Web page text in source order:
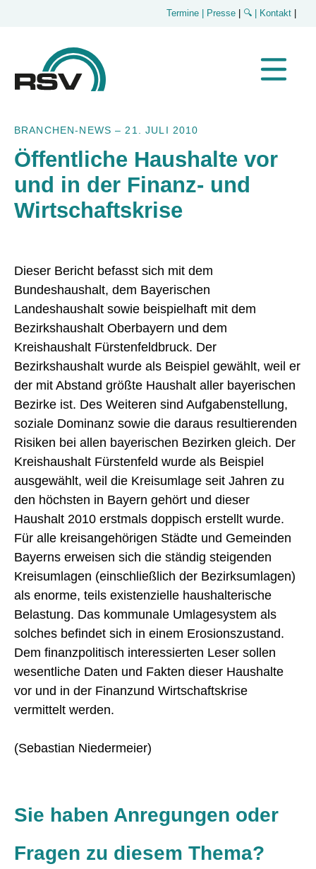
Termine | Presse 🔍 | Kontakt
BRANCHEN-NEWS – 21. JULI 2010
Öffentliche Haushalte vor
und in der Finanz- und
Wirtschaftskrise
Dieser Bericht befasst sich mit dem
Bundeshaushalt, dem Bayerischen
Landeshaushalt sowie beispielhaft mit dem
Bezirkshaushalt Oberbayern und dem
Kreishaushalt Fürstenfeldbruck. Der
Bezirkshaushalt wurde als Beispiel gewählt, weil er
der mit Abstand größte Haushalt aller bayerischen
Bezirke ist. Des Weiteren sind Aufgabenstellung,
soziale Dominanz sowie die daraus resultierenden
Risiken bei allen bayerischen Bezirken gleich. Der
Kreishaushalt Fürstenfeld wurde als Beispiel
ausgewählt, weil die Kreisumlage seit Jahren zu
den höchsten in Bayern gehört und dieser
Haushalt 2010 erstmals doppisch erstellt wurde.
Für alle kreisangehörigen Städte und Gemeinden
Bayerns erweisen sich die ständig steigenden
Kreisumlagen (einschließlich der Bezirksumlagen)
als enorme, teils existenzielle haushalterische
Belastung. Das kommunale Umlagesystem als
solches befindet sich in einem Erosionszustand.
Dem finanzpolitisch interessierten Leser sollen
wesentliche Daten und Fakten dieser Haushalte
vor und in der Finanzund Wirtschaftskrise
vermittelt werden.
(Sebastian Niedermeier)
Sie haben Anregungen oder
Fragen zu diesem Thema?